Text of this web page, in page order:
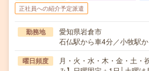
正社員への紹介予定派遣
勤務地
愛知県岩倉市
石仏駅から車4分／小牧駅
曜日頻度
月・火・水・木・金・土